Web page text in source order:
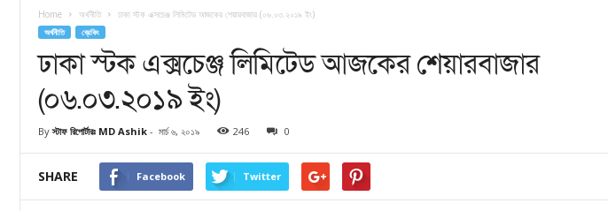
Home অর্থনীতি ঢাকা স্টক এক্সচেঞ্জ লিমিটেড আজকের শেয়ারবাজার (০৬.০৩.২০১৯ ইং)
অর্থনীতি ব্রেকিং
ঢাকা স্টক এক্সচেঞ্জ লিমিটেড আজকের শেয়ারবাজার
(০৬.০৩.২০১৯ ইং)
By স্টাফ রিপোর্টারঃ MD Ashik - মার্চ ৬, ২০১৯ 246 0
SHARE Facebook Twitter